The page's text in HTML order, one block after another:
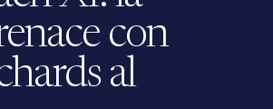
con
al